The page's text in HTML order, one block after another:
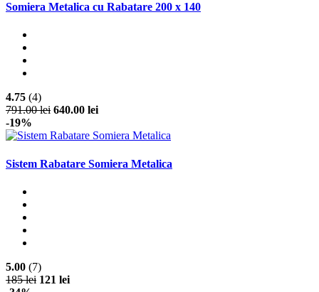
Somiera Metalica cu Rabatare 200 x 140
4.75 (4)
791.00 lei 640.00 lei
-19%
Sistem Rabatare Somiera Metalica
5.00 (7)
185 lei 121 lei